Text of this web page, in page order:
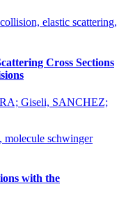
elastic scattering,
Cross Sections
Giseli, SANCHEZ;
molecule schwinger
with the